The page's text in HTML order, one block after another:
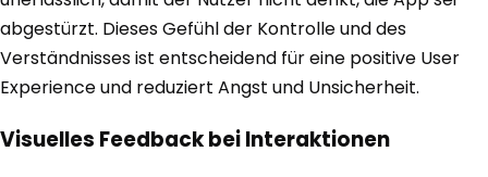
abgestürzt. Dieses Gefühl der Kontrolle und des
Verständnisses ist entscheidend für eine positive User
Experience und reduziert Angst und Unsicherheit.
Visuelles Feedback bei Interaktionen